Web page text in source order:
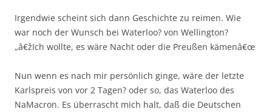
Irgendwie scheint sich dann Geschichte zu reimen. Wie
war noch der Wunsch bei Waterloo? von Wellington?
„â€žIch wollte, es wäre Nacht oder die Preußen kämenâ€œ
Nun wenn es nach mir persönlich ginge, wäre der letzte
Karlspreis von vor 2 Tagen? oder so, das Waterloo des
NaMacron. Es überrascht mich halt, daß die Deutschen